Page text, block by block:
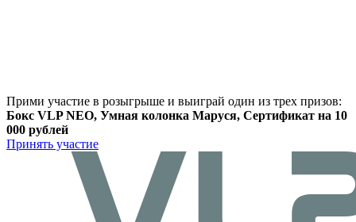
Прими участие в розыгрыше и выиграй один из трех призов:
Бокс VLP NEO, Умная колонка Маруся, Сертификат на 10
000 рублей
Принять участие